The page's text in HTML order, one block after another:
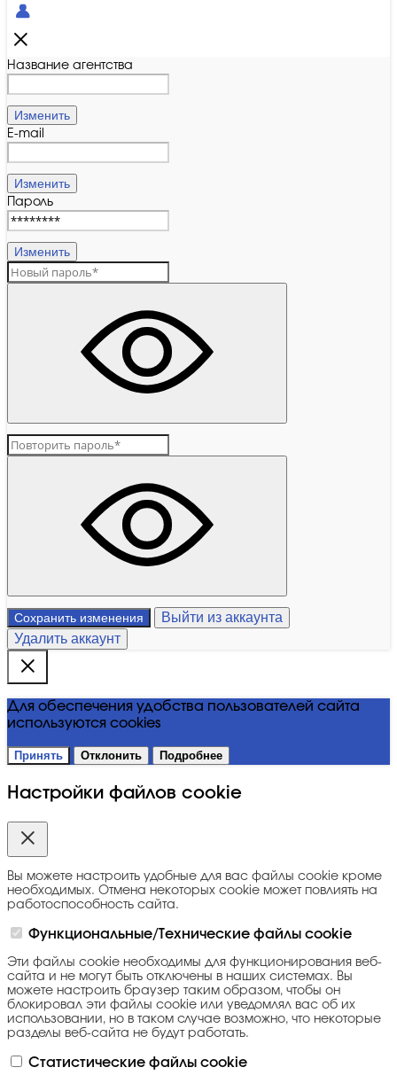
Название агентства
Изменить
E-mail
Изменить
Пароль
Изменить
Сохранить изменения
Выйти из аккаунта
Удалить аккаунт
Для обеспечения удобства пользователей сайта
используются cookies
Принять Отклонить Подробнее
Настройки файлов cookie
Вы можете настроить удобные для вас файлы cookie кроме
необходимых. Отмена некоторых cookie может повлиять на
работоспособность сайта.
Функциональные/Технические файлы cookie
Эти файлы cookie необходимы для функционирования веб-
сайта и не могут быть отключены в наших системах. Вы
можете настроить браузер таким образом, чтобы он
блокировал эти файлы cookie или уведомлял вас об их
использовании, но в таком случае возможно, что некоторые
разделы веб-сайта не будут работать.
Статистические файлы cookie